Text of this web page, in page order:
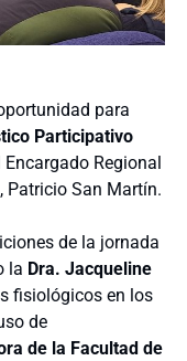
para
Participativo
Encargado Regional
Patricio San Martín.
de la jornada
la Dra. Jacqueline
fisiológicos en los
de
de la Facultad de